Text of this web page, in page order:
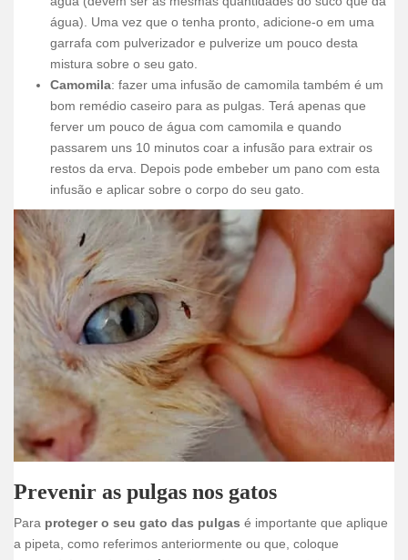
água). Uma vez que o tenha pronto, adicione-o em uma
garrafa com pulverizador e pulverize um pouco desta
mistura sobre o seu gato.
Camomila: fazer uma infusão de camomila também é um
bom remédio caseiro para as pulgas. Terá apenas que
ferver um pouco de água com camomila e quando
passarem uns 10 minutos coar a infusão para extrair os
restos da erva. Depois pode embeber um pano com esta
infusão e aplicar sobre o corpo do seu gato.
Prevenir as pulgas nos gatos
Para proteger o seu gato das pulgas é importante que aplique
a pipeta, como referimos anteriormente ou que, coloque